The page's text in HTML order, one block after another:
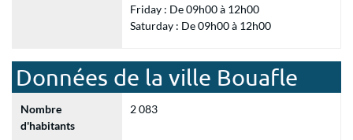
Friday : De 09h00 à 12h00
Saturday : De 09h00 à 12h00
Données de la ville Bouafle
Nombre
d'habitants
2 083